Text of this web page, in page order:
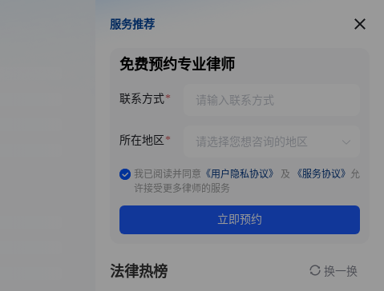
服务推荐
服务推荐
免费预约专业律师
联系方式
所在地区
我已阅读并同意 《用户隐私协议》 及 《服务协议》 允
许接受更多律师的服务
立即预约
法律热榜 换一换